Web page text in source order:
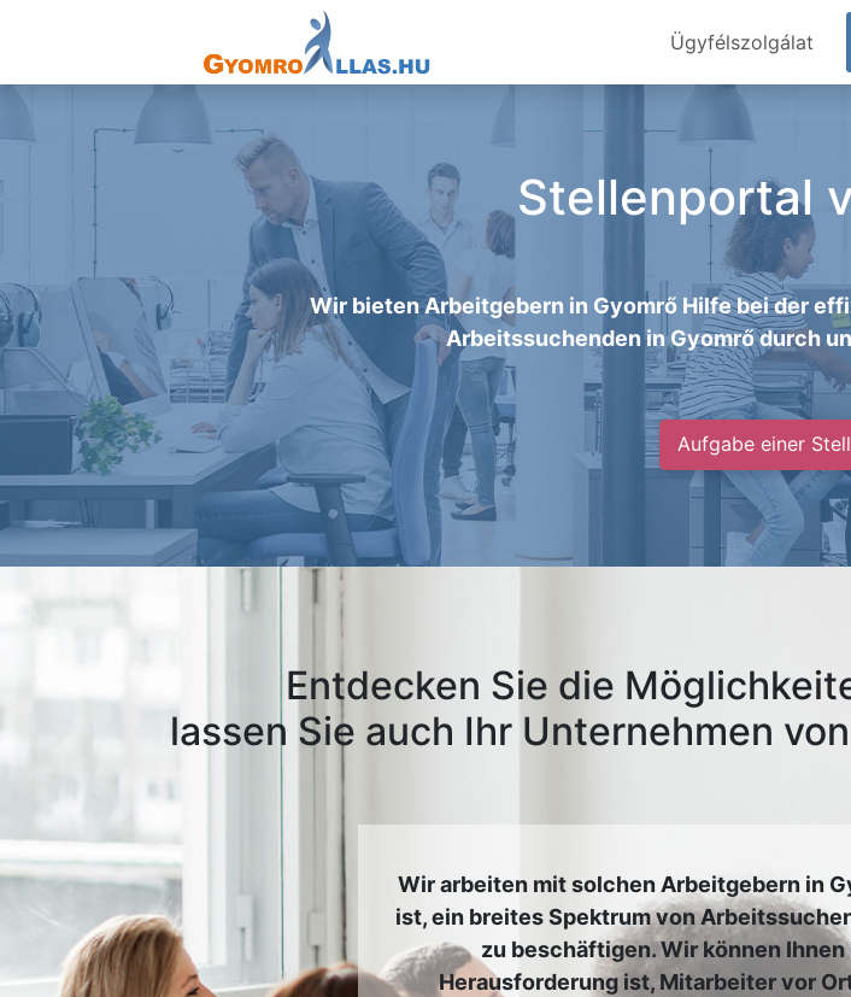
Ügyfélszolgálat
Stellenportal
Wir bieten Arbeitgebern in Gyomrő Hilfe bei der
Arbeitssuchenden in Gyomrő durch
Aufgabe einer
Entdecken Sie die
lassen Sie auch Ihr Unternehmen
Wir arbeiten mit solchen Arbeitgebern in
ist, ein breites Spektrum von
zu beschäftigen. Wir können
Herausforderung ist, Mitarbeiter vor